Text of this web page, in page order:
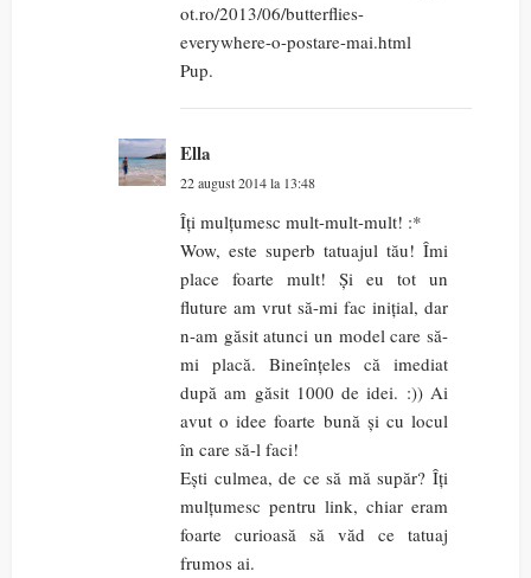
ot.ro/2013/06/butterflies-
everywhere-o-postare-mai.html
Pup.
Ella
22 august 2014 la 13:48
Îți mulțumesc mult-mult-mult! :*
Wow, este superb tatuajul tău! Îmi
place foarte mult! Și eu tot un
fluture am vrut să-mi fac inițial, dar
n-am găsit atunci un model care să-
mi placă. Bineînțeles că imediat
după am găsit 1000 de idei. :)) Ai
avut o idee foarte bună și cu locul
în care să-l faci!
Ești culmea, de ce să mă supăr? Îți
mulțumesc pentru link, chiar eram
foarte curioasă să văd ce tatuaj
frumos ai.